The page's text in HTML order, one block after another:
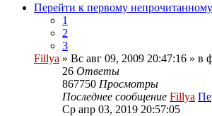
Перейти к первому
1
2
3
Fillya » Вс авг 09, 2009 20:47:16 » в
26 Ответы
867750 Просмотры
Последнее сообщение Fillya
Ср апр 03, 2019 20:57:05